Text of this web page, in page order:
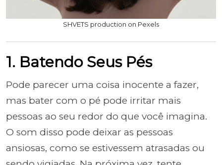
SHVETS production on Pexels
1. Batendo Seus Pés
Pode parecer uma coisa inocente a fazer,
mas bater com o pé pode irritar mais
pessoas ao seu redor do que você imagina.
O som disso pode deixar as pessoas
ansiosas, como se estivessem atrasadas ou